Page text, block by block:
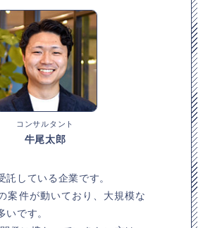
コンサルタント
牛尾太郎
託している企業です。
案件が動いており、大規模な
です。